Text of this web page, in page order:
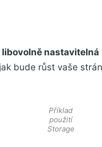
libovolně nastavitelná
bude růst vaše
Příklad
použití
Storage